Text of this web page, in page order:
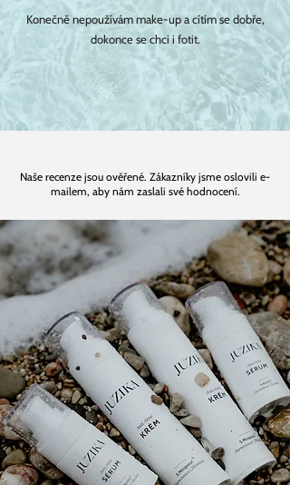
Konečně nepoužívám make-up a cítím se dobře,
dokonce se chci i fotit.
Naše recenze jsou ověřené. Zákazníky jsme oslovili e-
mailem, aby nám zaslali své hodnocení.